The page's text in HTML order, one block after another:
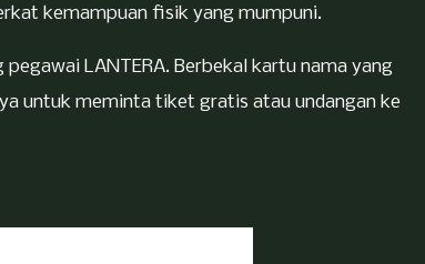
kemampuan fisik yang mumpuni.
LANTERA. Berbekal kartu nama yang
untuk meminta tiket gratis atau undangan ke